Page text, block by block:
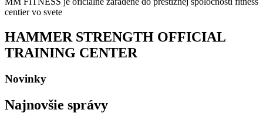
centier vo svete
HAMMER STRENGTH OFFICIAL
TRAINING CENTER
Novinky
Najnovšie správy